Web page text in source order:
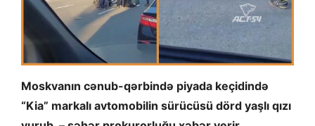
Moskvanın cənub-qərbində piyada keçidində
“Kia” markalı avtomobilin sürücüsü dörd yaşlı qızı